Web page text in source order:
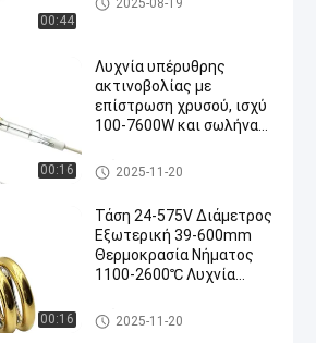
00:44
νσης ινών άνθρακα
2025-08-19
00:16
Λυχνία υπέρυθρης
ακτινοβολίας με
επίστρωση χρυσού, ισχύ
100-7600W και σωλήνα
αποτελεσματική
θέρμανση
Υπέρυθροι λαμπτήρες δαχτυ
λιδιών
2025-11-20
00:16
Τάση 24-575V Διάμετρος
Εξωτερική 39-600mm
Θερμοκρασία Νήματος
1100-2600℃ Λυχνία
δακτυλίου Σωλήνας
κυκλικού θερμαντήρα
Υπέρυθροι λαμπτήρες δαχτυ
λιδιών
2025-11-20